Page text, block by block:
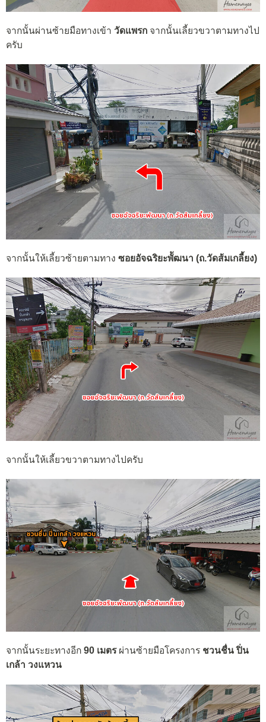
จากนั้นผ่านซ้ายมือทางเข้า วัดแพรก จากนั้นเลี้ยวขวาตามทางไป
ครับ
จากนั้นให้เลี้ยวซ้ายตามทาง ซอยอัจฉริยะพััฒนา (ถ.วัดส้มเกลี้ยง)
จากนั้นให้เลี้ยวขวาตามทางไปครับ
จากนั้นระยะทางอีก 90 เมตรผ่านซ้ายมือโครงการ ชวนชื่น ปิ่น
เกล้า วงแหวน